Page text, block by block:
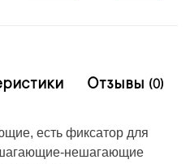
Отзывы (0)
есть фиксатор для
нешагающие